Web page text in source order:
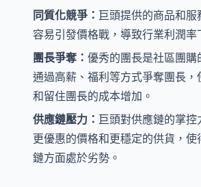
同質化競爭： 巨頭提供的商品和服
容易引發價格戰，導致行業利潤率
團長爭奪： 優秀的團長是社區團
通過高薪、福利等方式爭奪團長
和留住團長的成本增加。
供應鏈壓力： 巨頭對供應鏈的掌
更優惠的價格和更穩定的供貨，
鏈方面處於劣勢。